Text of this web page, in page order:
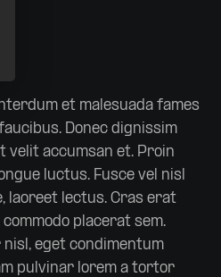
et malesuada fames
Donec dignissim
velit accumsan et. Proin
luctus. Fusce vel nisl
laoreet lectus. Cras erat
placerat sem.
eget condimentum
pulvinar lorem a tortor